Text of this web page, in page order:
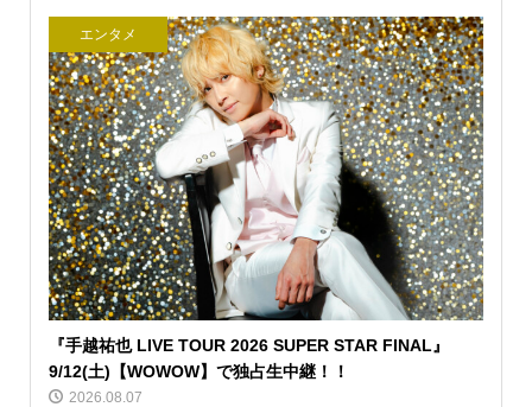
エンタメ
『手越祐也 LIVE TOUR 2026 SUPER STAR FINAL』
9/12(土)【WOWOW】で独占生中継！！
2026.08.07